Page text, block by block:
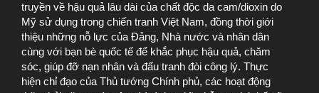
truyền về hậu quả lâu dài của chất độc da cam/dioxin do
Mỹ sử dụng trong chiến tranh Việt Nam, đồng thời giới
thiệu những nỗ lực của Đảng, Nhà nước và nhân dân
cùng với bạn bè quốc tế để khắc phục hậu quả, chăm
sóc, giúp đỡ nạn nhân và đấu tranh đòi công lý. Thực
hiện chỉ đạo của Thủ tướng Chính phủ, các hoạt động